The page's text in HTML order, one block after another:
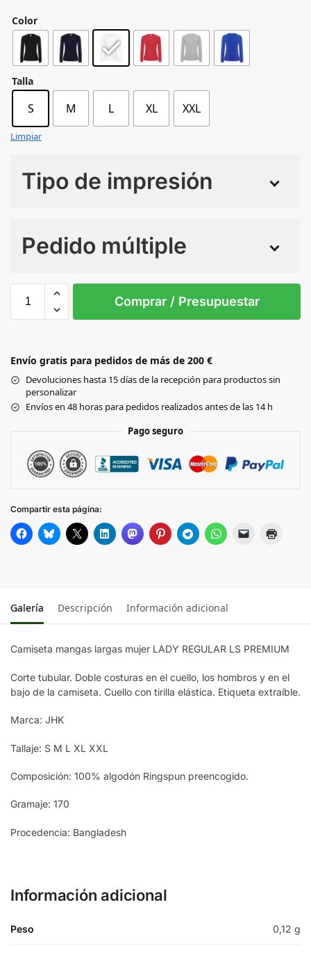
Color
Talla
S M L XL XXL
Limpiar
Tipo de impresión
Pedido múltiple
SPORT
Black
ROYAL
NAVY
Comprar / Presupuestar
Envío gratis para pedidos de más de 200 €
Devoluciones hasta 15 días de la recepción para productos sin
personalizar
Envíos en 48 horas para pedidos realizados antes de las 14 h
Pago seguro
Compartir esta página:
Galería Descripción Información adicional
Camiseta mangas largas mujer LADY REGULAR LS PREMIUM
Corte tubular. Doble costuras en el cuello, los hombros y en el
bajo de la camiseta. Cuello con tirilla elástica. Etiqueta extraíble.
Marca: JHK
Tallaje: S M L XL XXL
Composición: 100% algodón Ringspun preencogido.
Gramaje: 170
Procedencia: Bangladesh
Información adicional
Peso 0,12 g